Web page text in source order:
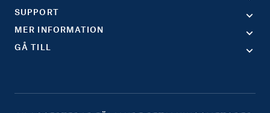
SUPPORT
MER INFORMATION
GÅ TILL